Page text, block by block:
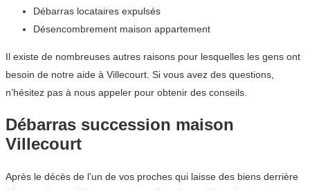
Débarras locataires expulsés
Désencombrement maison appartement
Il existe de nombreuses autres raisons pour lesquelles les gens ont
besoin de notre aide à Villecourt. Si vous avez des questions,
n’hésitez pas à nous appeler pour obtenir des conseils.
Débarras succession maison
Villecourt
Après le décès de l’un de vos proches qui laisse des biens derrière